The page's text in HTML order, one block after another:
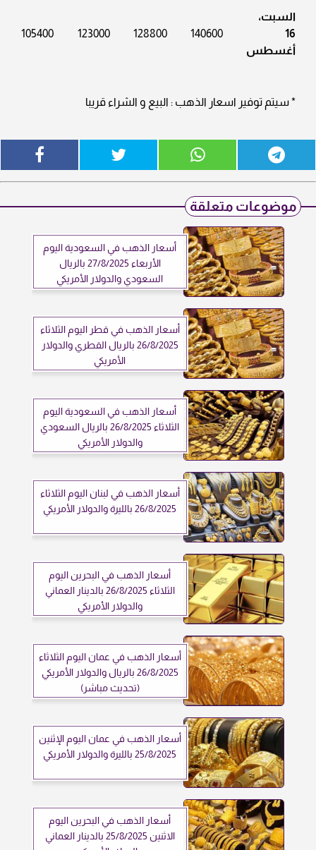
السبت،
16
أغسطس
140600
128800
123000
105400
* سيتم توفير اسعار الذهب : البيع و الشراء قريبا
موضوعات متعلقة
أسعار الذهب في السعودية اليوم
الأربعاء 27/8/2025 بالريال
السعودي والدولار الأمريكي
أسعار الذهب في قطر اليوم الثلاثاء
26/8/2025 بالريال القطري والدولار
الأمريكي
أسعار الذهب في السعودية اليوم
الثلاثاء 26/8/2025 بالريال السعودي
والدولار الأمريكي
أسعار الذهب في لبنان اليوم الثلاثاء
26/8/2025 بالليرة والدولار الأمريكي
أسعار الذهب في البحرين اليوم
الثلاثاء 26/8/2025 بالدينار العماني
والدولار الأمريكي
أسعار الذهب في عمان اليوم الثلاثاء
26/8/2025 بالريال والدولار الأمريكي
(تحديث مباشر)
أسعار الذهب في عمان اليوم الإثنين
25/8/2025 بالليرة والدولار الأمريكي
أسعار الذهب في البحرين اليوم
الاثنين 25/8/2025 بالدينار العماني